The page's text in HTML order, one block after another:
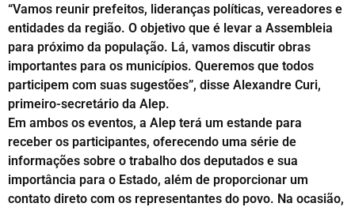
“Vamos reunir prefeitos, lideranças políticas, vereadores e
entidades da região. O objetivo que é levar a Assembleia
para próximo da população. Lá, vamos discutir obras
importantes para os municípios. Queremos que todos
participem com suas sugestões”, disse Alexandre Curi,
primeiro-secretário da Alep.
Em ambos os eventos, a Alep terá um estande para
receber os participantes, oferecendo uma série de
informações sobre o trabalho dos deputados e sua
importância para o Estado, além de proporcionar um
contato direto com os representantes do povo. Na ocasião,